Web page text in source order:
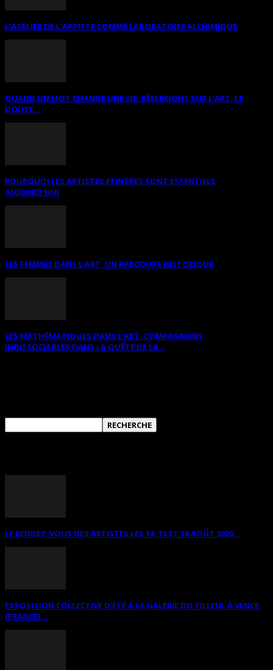
L’ATELIER DE L’ARTISTE COMME LABORATOIRE ALCHIMIQUE
QUAND UN MOT CHANGE UNE VIE: RÉFLEXIONS SUR L’ART, LE
DOUTE...
POURQUOI LES ARTISTES PEINTRES SONT ESSENTIELS
AUJOURD’HUI
LES FEMMES DANS L’ART. UN PARCOURS HISTORIQUE
LES MATHÉMATIQUES DANS L’ART. COMPAGNONS
INDISSOCIABLES DANS LA QUÊTE DE LA...
LE RENDEZ-VOUS DES ARTISTES LES 14, 15 ET 16 AOÛT 2026...
EXPOSITION COLLECTIVE D’ÉTÉ À LA GALERIE DU TILLEUL À VENCE
(FRANCE)...